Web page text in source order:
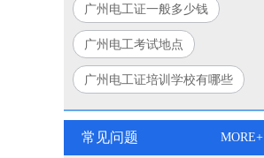
广州电工证一般多少钱
广州电工考试地点
广州电工证培训学校有哪些
常见问题 MORE+